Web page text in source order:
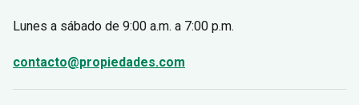
Lunes a sábado de 9:00 a.m. a 7:00 p.m.
contacto@propiedades.com